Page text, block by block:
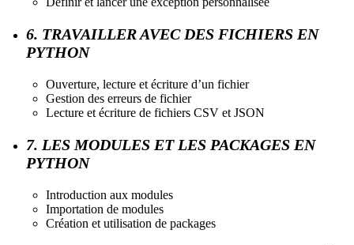
6. TRAVAILLER AVEC DES FICHIERS EN
PYTHON
Ouverture, lecture et écriture d’un fichier
Gestion des erreurs de fichier
Lecture et écriture de fichiers CSV et JSON
7. LES MODULES ET LES PACKAGES EN
PYTHON
Introduction aux modules
Importation de modules
Création et utilisation de packages